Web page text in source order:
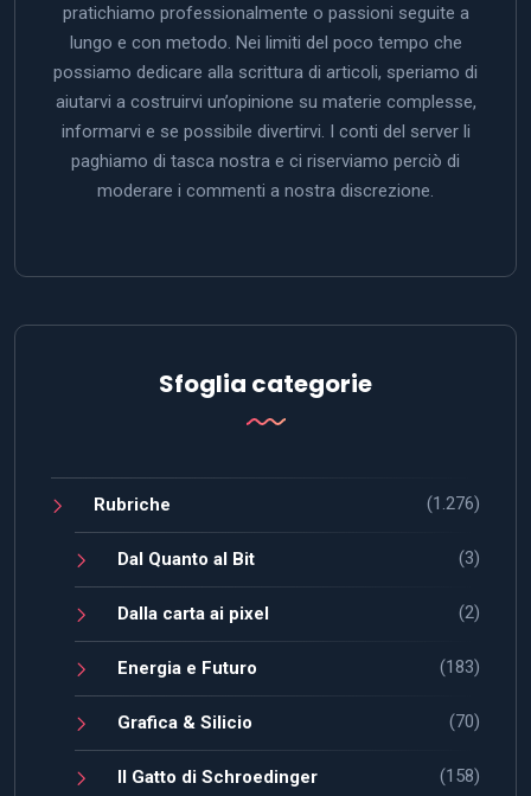
pratichiamo professionalmente o passioni seguite a
lungo e con metodo. Nei limiti del poco tempo che
possiamo dedicare alla scrittura di articoli, speriamo di
aiutarvi a costruirvi un’opinione su materie complesse,
informarvi e se possibile divertirvi. I conti del server li
paghiamo di tasca nostra e ci riserviamo perciò di
moderare i commenti a nostra discrezione.
Sfoglia categorie
Rubriche (1.276)
Dal Quanto al Bit (3)
Dalla carta ai pixel (2)
Energia e Futuro (183)
Grafica & Silicio (70)
Il Gatto di Schroedinger (158)